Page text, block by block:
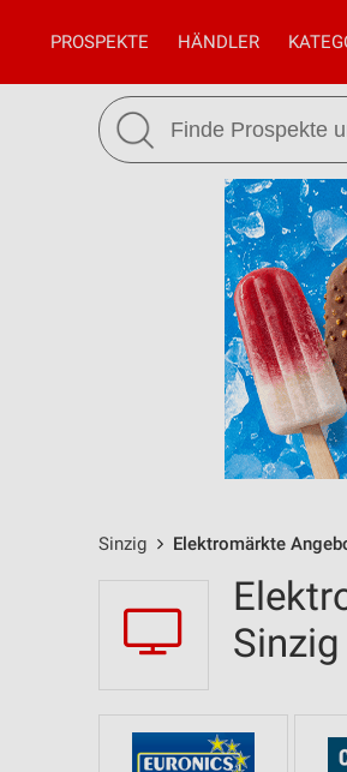
PROSPEKTE HÄNDLER
Sinzig Elektromärkte